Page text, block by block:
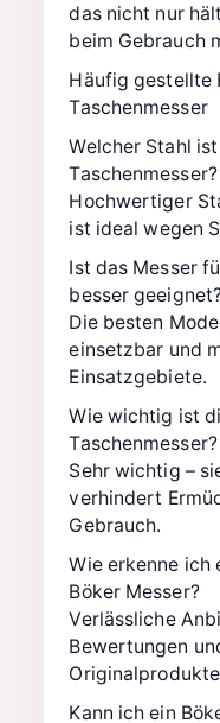
das nicht nur
beim Gebrauch
Häufig gestellte
Taschenmesser
Welcher Stahl
Taschenmesser?
Hochwertiger
ist ideal wegen
Ist das Messer
besser
Die besten
einsetzbar und
Einsatzgebiete.
Wie wichtig ist
Taschenmesser?
Sehr wichtig –
verhindert
Gebrauch.
Wie erkenne ich
Böker Messer?
Verlässliche
Bewertungen
Kann ich ein